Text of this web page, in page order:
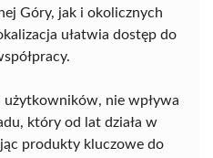
Góry, jak i okolicznych
ułatwia dostęp do
nie wpływa
który od lat działa w
produkty kluczowe do